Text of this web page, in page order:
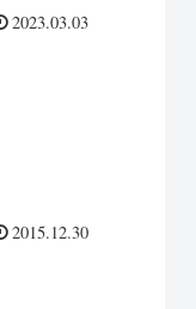
2023.03.03
2015.12.30